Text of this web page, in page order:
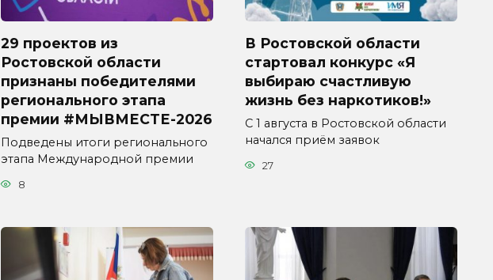
29 проектов из
Ростовской области
признаны победителями
регионального этапа
премии #МЫВМЕСТЕ-2026
Подведены итоги регионального
этапа Международной премии
8
В Ростовской области
стартовал конкурс «Я
выбираю счастливую
жизнь без наркотиков!»
С 1 августа в Ростовской области
начался приём заявок
27